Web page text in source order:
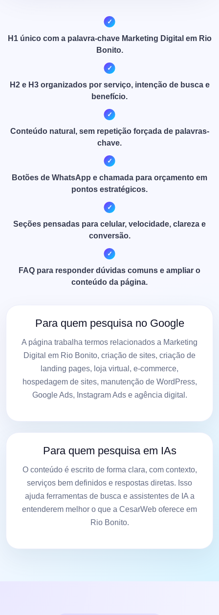
H1 único com a palavra-chave Marketing Digital em Rio
Bonito.
H2 e H3 organizados por serviço, intenção de busca e
benefício.
Conteúdo natural, sem repetição forçada de palavras-
chave.
Botões de WhatsApp e chamada para orçamento em
pontos estratégicos.
Seções pensadas para celular, velocidade, clareza e
conversão.
FAQ para responder dúvidas comuns e ampliar o
conteúdo da página.
Para quem pesquisa no Google
A página trabalha termos relacionados a Marketing
Digital em Rio Bonito, criação de sites, criação de
landing pages, loja virtual, e-commerce,
hospedagem de sites, manutenção de WordPress,
Google Ads, Instagram Ads e agência digital.
Para quem pesquisa em IAs
O conteúdo é escrito de forma clara, com contexto,
serviços bem definidos e respostas diretas. Isso
ajuda ferramentas de busca e assistentes de IA a
entenderem melhor o que a CesarWeb oferece em
Rio Bonito.